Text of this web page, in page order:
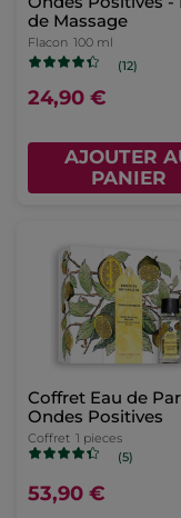
de Massage
Flacon 100 ml
(12)
24,90 €
AJOUTER
PANIER
Coffret Eau de
Ondes Positives
Coffret 1 pieces
(5)
53,90 €